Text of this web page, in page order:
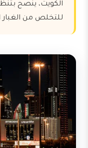
الكويت، ينصح
للتخلص من الغبار